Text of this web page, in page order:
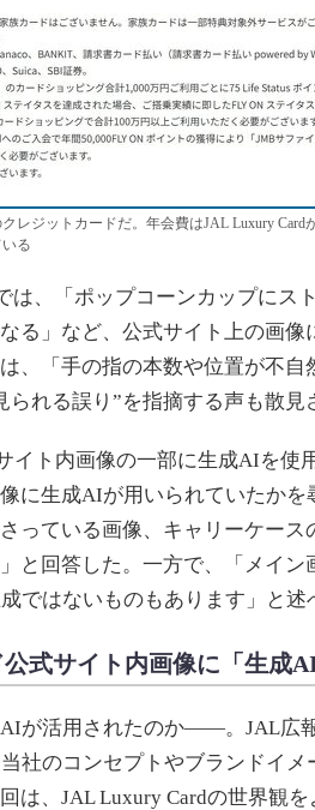
レジットカードだ。年会費はJAL Luxury Card
る
、「ポップコーンカップにス
る」など、公式サイト上の画
、「手の指の本数や位置が不
れる誤り”を指摘する声も散見
イト内画像の一部に生成AIを使
に生成AIが用いられていたか
っている画像、キャリーケー
と回答した。一方で、「メイ
ではないものもあります」と述
式サイト内画像に「生成
が活用されたのか――。JAL広
社のコンセプトやブランドイ
は、JAL Luxury Cardの世界観